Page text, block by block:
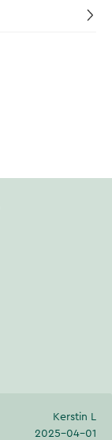
Kerstin L
2025-04-01